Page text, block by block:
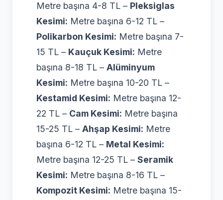
Metre başına 4-8 TL – Pleksiglas
Kesimi: Metre başına 6-12 TL –
Polikarbon Kesimi: Metre başına 7-
15 TL – Kauçuk Kesimi: Metre
başına 8-18 TL – Alüminyum
Kesimi: Metre başına 10-20 TL –
Kestamid Kesimi: Metre başına 12-
22 TL – Cam Kesimi: Metre başına
15-25 TL – Ahşap Kesimi: Metre
başına 6-12 TL – Metal Kesimi:
Metre başına 12-25 TL – Seramik
Kesimi: Metre başına 8-16 TL –
Kompozit Kesimi: Metre başına 15-